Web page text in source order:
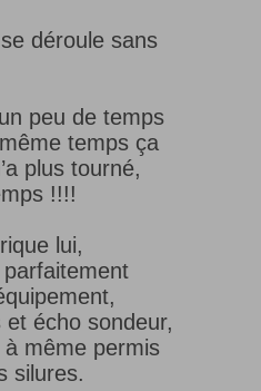
déroule sans
peu de temps
temps ça
plus tourné,
!!!!
lui,
écho sondeur,
même permis
silures.